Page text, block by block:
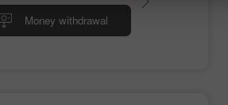
Money withdrawal